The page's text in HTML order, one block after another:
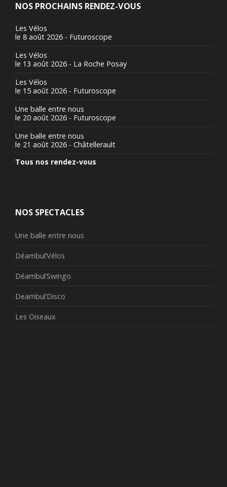
NOS PROCHAINS RENDEZ-VOUS
Les Vélos
le 8 août 2026 - Futuroscope
Les Vélos
le 13 août 2026 - La Roche Posay
Les Vélos
le 15 août 2026 - Futuroscope
Une balle entre nous
le 20 août 2026 - Futuroscope
Une balle entre nous
le 21 août 2026 - Châtellerault
Tous nos rendez-vous
NOS SPECTACLES
Une balle entre nous
Déambul’Vélos
Déambul’Swingo
Deambul’Disco
Les Oiseaux